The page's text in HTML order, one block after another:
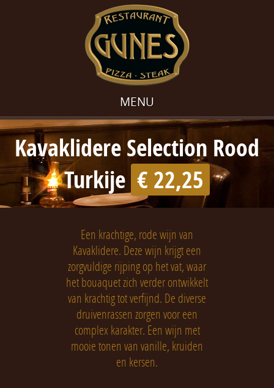
MENU
Kavaklidere Selection Rood
Turkije € 22,25
Een krachtige, rode wijn van
Kavaklidere. Deze wijn krijgt een
zorgvuldige rijping op het vat, waar
het bouaquet zich verder ontwikkelt
van krachtig tot verfijnd. De diverse
druivenrassen zorgen voor een
complex karakter. Een wijn met
mooie tonen van vanille, kruiden
en kersen.